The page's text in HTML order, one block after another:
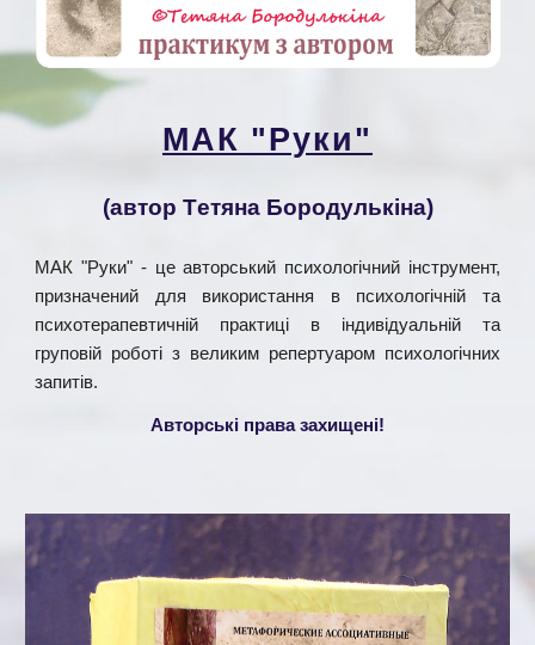
МАК "Руки"
(автор Тетяна Бородулькіна)
МАК "Руки" - це авторський психологічний інструмент,
призначений для використання в психологічній та
психотерапевтичній практиці в індивідуальній та
груповій роботі з великим репертуаром психологічних
запитів.
Авторські права захищені!